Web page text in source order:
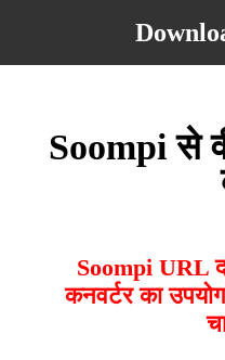
Soompi से
Soompi URL
कनवर्टर का